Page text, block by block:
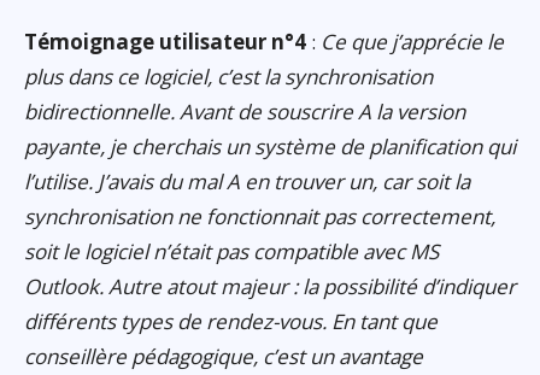
Témoignage utilisateur n°4 : Ce que j’apprécie le
plus dans ce logiciel, c’est la synchronisation
bidirectionnelle. Avant de souscrire A la version
payante, je cherchais un système de planification qui
l’utilise. J’avais du mal A en trouver un, car soit la
synchronisation ne fonctionnait pas correctement,
soit le logiciel n’était pas compatible avec MS
Outlook. Autre atout majeur : la possibilité d’indiquer
différents types de rendez-vous. En tant que
conseillère pédagogique, c’est un avantage